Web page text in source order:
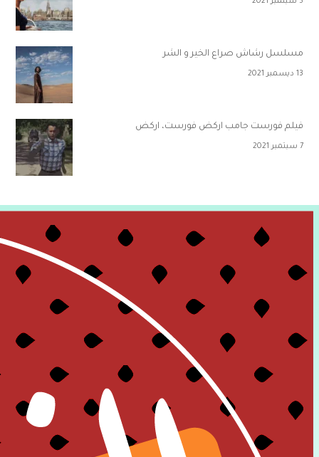
مسلسل رشاش صراع الخير و الشر
13 ديسمبر 2021
فيلم فورست جامب اركض فورست، اركض
7 سبتمبر 2021